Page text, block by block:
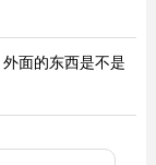
面的东西是不是